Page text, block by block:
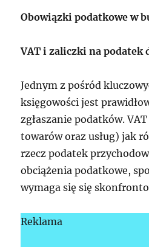
Obowiązki podatkowe w
VAT i zaliczki na podatek
Jednym z pośród
księgowości jest
zgłaszanie podatków.
towarów oraz usług) jak
rzecz podatek
obciążenia podatkowe,
wymaga się się
Reklama